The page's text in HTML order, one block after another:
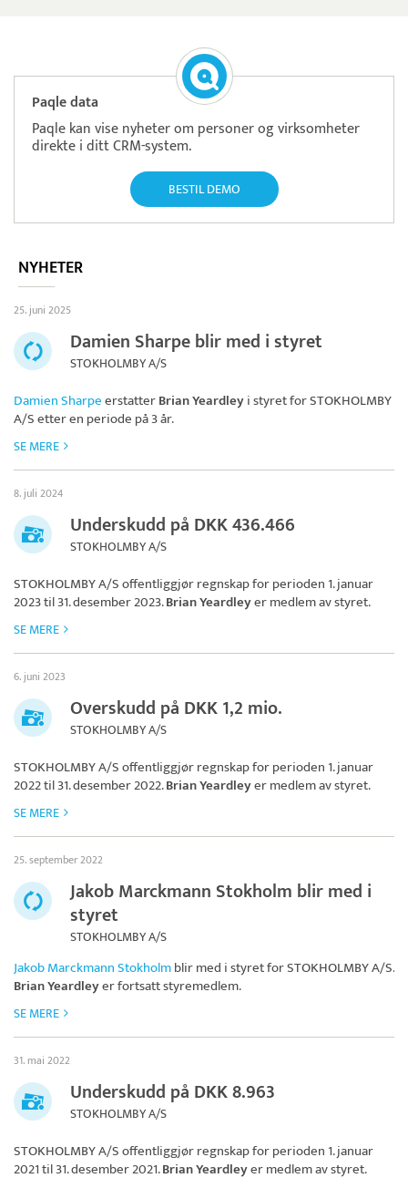
Paqle data
Paqle kan vise nyheter om personer og virksomheter
direkte i ditt CRM-system.
BESTIL DEMO
NYHETER
25. juni 2025
Damien Sharpe blir med i styret
STOKHOLMBY A/S
Damien SharpeerstatterBrian Yeardleyi styret forSTOKHOLMBY
A/Setter en periode på 3 år.
SE MERE
8. juli 2024
Underskudd på DKK 436.466
STOKHOLMBY A/S
STOKHOLMBY A/Soffentliggjør regnskap for perioden 1. januar
2023 til 31. desember 2023.Brian Yeardleyer medlem av styret.
SE MERE
6. juni 2023
Overskudd på DKK 1,2 mio.
STOKHOLMBY A/S
STOKHOLMBY A/Soffentliggjør regnskap for perioden 1. januar
2022 til 31. desember 2022.Brian Yeardleyer medlem av styret.
SE MERE
25. september 2022
Jakob Marckmann Stokholm blir med i
styret
STOKHOLMBY A/S
Jakob Marckmann Stokholmblir med i styret forSTOKHOLMBY A/S.
Brian Yeardleyer fortsatt styremedlem.
SE MERE
31. mai 2022
Underskudd på DKK 8.963
STOKHOLMBY A/S
STOKHOLMBY A/Soffentliggjør regnskap for perioden 1. januar
2021 til 31. desember 2021.Brian Yeardleyer medlem av styret.